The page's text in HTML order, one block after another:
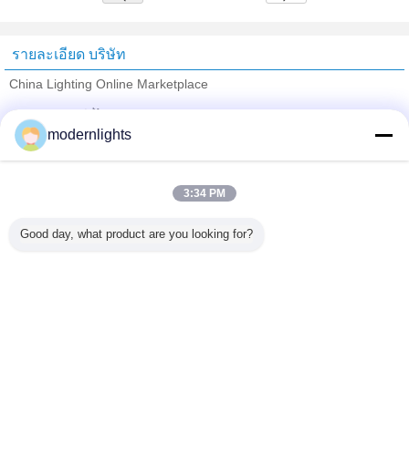
รายละเอียด บริษัท
China Lighting Online Marketplace
Trust Seal
Verified Suplier
ผลิตภัณฑ์ทั้งหมด
modernlights
3:34 PM
Good day, what product are you looking for?